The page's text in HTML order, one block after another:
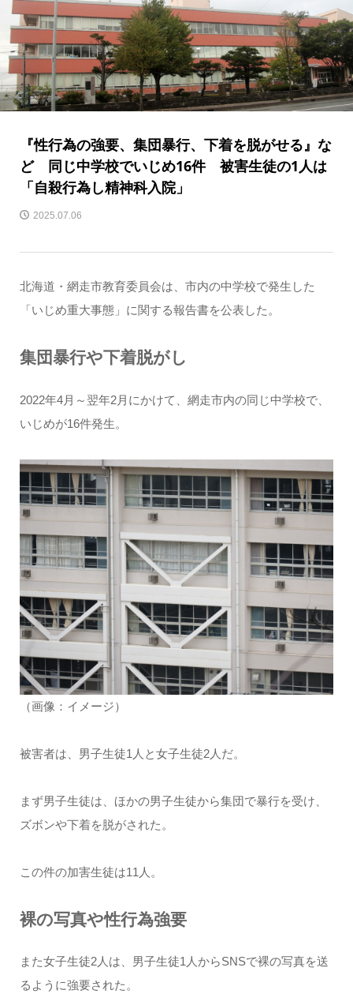
『性行為の強要、集団暴行、下着を脱がせる』な
ど 同じ中学校でいじめ16件 被害生徒の1人は
「自殺行為し精神科入院」
2025.07.06
北海道・網走市教育委員会は、市内の中学校で発生した
「いじめ重大事態」に関する報告書を公表した。
集団暴行や下着脱がし
2022年4月～翌年2月にかけて、網走市内の同じ中学校で、
いじめが16件発生。
（画像：イメージ）
被害者は、男子生徒1人と女子生徒2人だ。
まず男子生徒は、ほかの男子生徒から集団で暴行を受け、
ズボンや下着を脱がされた。
この件の加害生徒は11人。
裸の写真や性行為強要
また女子生徒2人は、男子生徒1人からSNSで裸の写真を送
るように強要された。